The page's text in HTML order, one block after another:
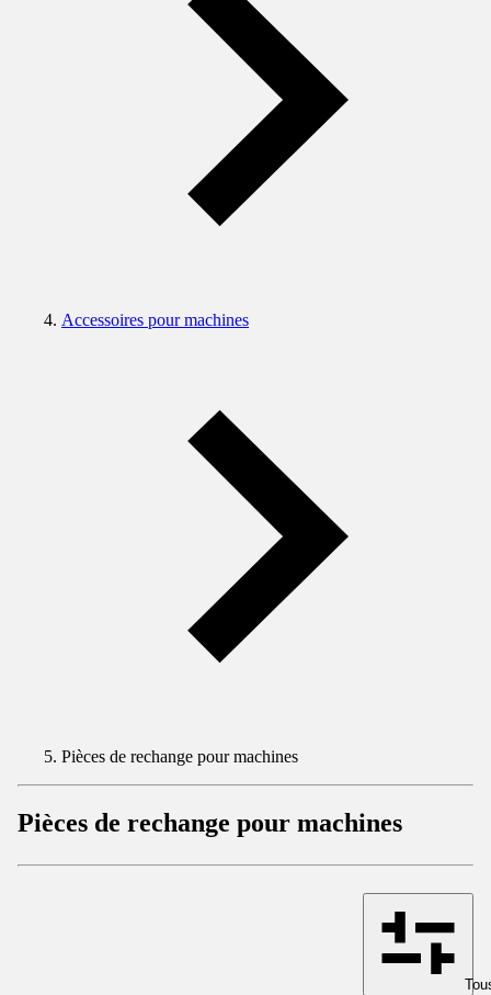
Accessoires pour machines
Pièces de rechange pour machines
Pièces de rechange pour machines